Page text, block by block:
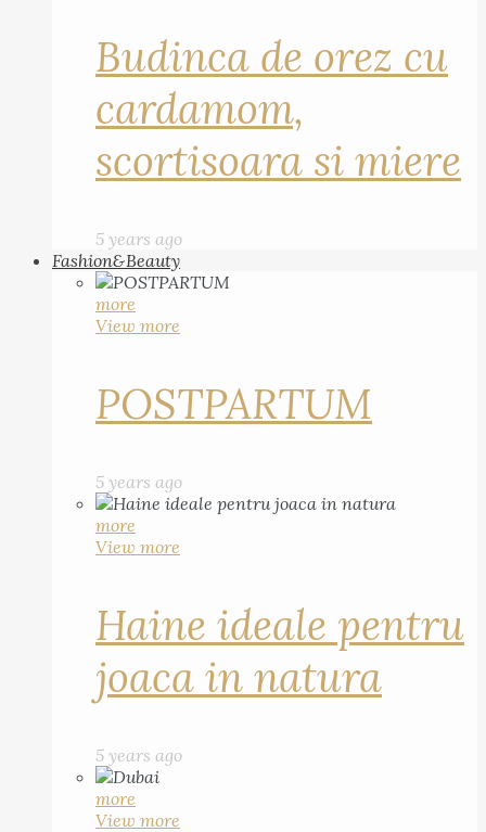
Budinca de orez cu
cardamom,
scortisoara si miere
5 years ago
Fashion&Beauty
more
View more
POSTPARTUM
5 years ago
more
View more
Haine ideale pentru
joaca in natura
5 years ago
more
View more